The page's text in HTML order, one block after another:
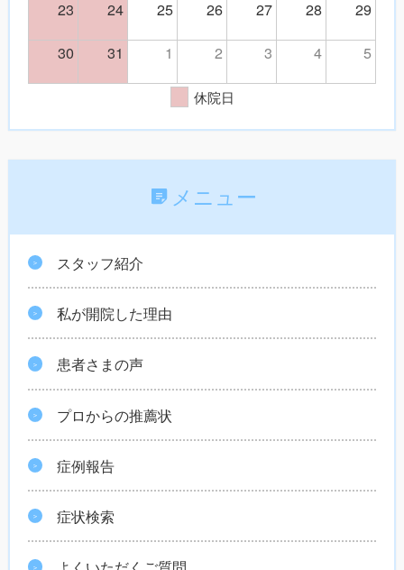
23 24 25 26 27 28
29
30
31 1 2 3 4 5
休院日
メニュー
スタッフ紹介
私が開院した理由
患者さまの声
プロからの推薦状
症例報告
症状検索